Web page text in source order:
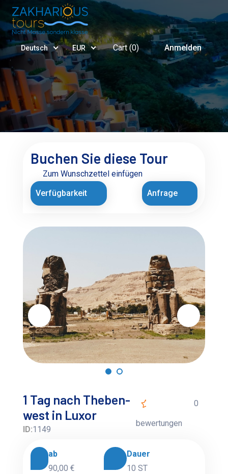
Deutsch EUR Cart (0) Anmelden
1 Tag nach Theben-
west in Luxor
ID:1149
0
bewertungen
ab
90,00 €
Dauer
10 ST
Buchen Sie diese Tour
Zum Wunschzettel einfügen
Verfügbarkeit
Anfrage